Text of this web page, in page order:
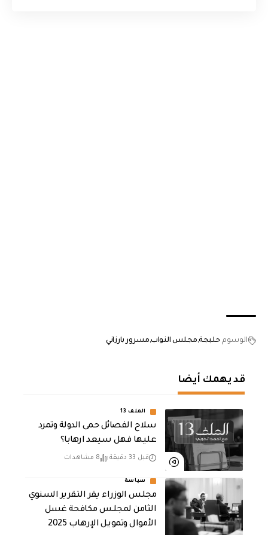
الوسوم حلبجة مجلس النواب مسرور بارزاني
قد يهمك أيضا
الملف 13
سلاح الفصائل حمى الدولة وتمرد
عليها فهل سيعد ارهابا؟
قبل 33 دقيقة 8 مشاهدات
سياسة
مجلس الوزراء يقر التقرير السنوي
الثامن لمجلـس مكافحة غسل
الأموال وتمويـل الإرهـاب 2025